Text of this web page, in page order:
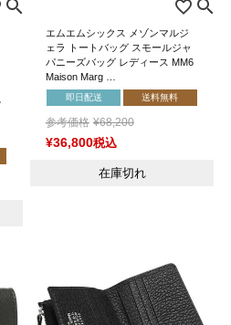
エムエムシックス メゾンマルジ
ェラ トートバッグ スモールジャ
パニーズバッグ レディース MM6
Maison Marg …
即日配送 送料無料
参考価格 ¥68,200
¥36,800税込
在庫切れ